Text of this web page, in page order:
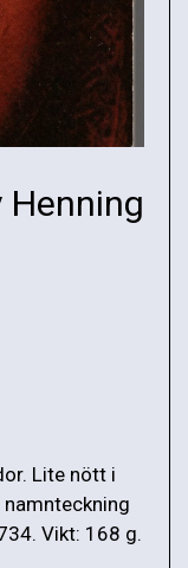
Henning
Lite nött i
Vikt: 168 g.